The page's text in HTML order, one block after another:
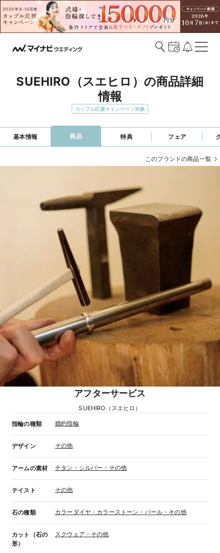
SUEHIRO（スエヒロ）の商品詳細
情報
カップル応援キャンペーン対象
基本情報 商品 特典 フェア
このブランドの商品一覧
アフターサービス
SUEHIRO（スエヒロ）
指輪の種類 婚約指輪
デザイン その他
アームの素材 チタン・シルバー・その他
テイスト その他
石の種類 カラーダイヤ・カラーストーン・パール・その他
カット（石の
形）
スクウェア・その他